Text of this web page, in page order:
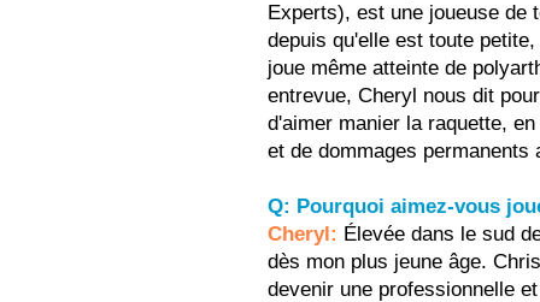
Experts), est une joueuse de
depuis qu'elle est toute
joue même atteinte de
entrevue, Cheryl nous dit
d'aimer manier la raquette,
et de dommages permanents
Q: Pourquoi aimez-vous
Cheryl: Élevée dans le sud
dès mon plus jeune âge.
devenir une professionnelle